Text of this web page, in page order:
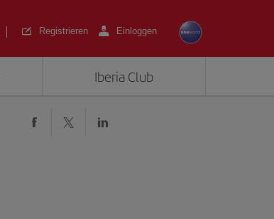
Registrieren Einloggen
Iberia Club